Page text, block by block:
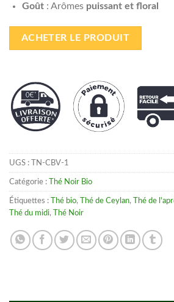
Goût: Arômes puissant et floral
ACHETER LE PRODUIT
UGS : TN-CBV-1
Catégorie : Thé Noir Bio
Étiquettes : Thé bio, Thé de Ceylan, Thé de
Thé du midi, Thé Noir